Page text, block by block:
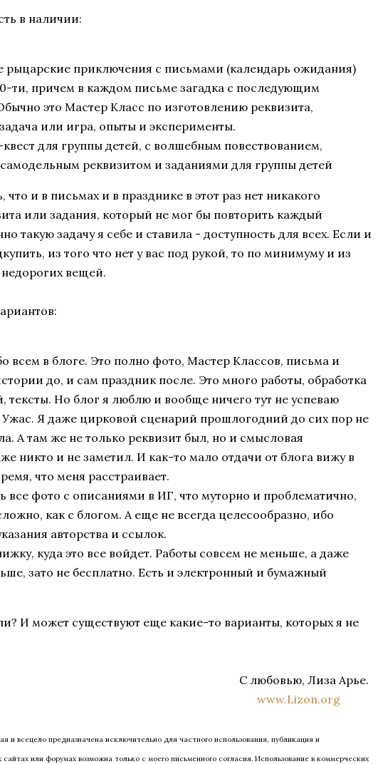
в наличии:
рыцарские приключения с письмами (календарь ожидания)
ти, причем в каждом письме загадка с последующим
это Мастер Класс по изготовлению реквизита,
или игра, опыты и эксперименты.
для группы детей, с волшебным повествованием,
реквизитом и заданиями для группы детей
что и в письмах и в празднике в этот раз нет никакого
или задания, который не мог бы повторить каждый
такую задачу я себе и ставила - доступность для всех. Если и
из того что нет у вас под рукой, то по минимуму и из
вещей.
всем в блоге. Это полно фото, Мастер Классов, письма и
до, и сам праздник после. Это много работы, обработка
тексты. Но блог я люблю и вообще ничего тут не успеваю
Ужас. Я даже цирковой сценарий прошлогодний до сих пор не
А там же не только реквизит был, но и смысловая
никто и не заметил. И как-то мало отдачи от блога вижу в
что меня расстраивает.
все фото с описаниями в ИГ, что муторно и проблематично,
как с блогом. А еще не всегда целесообразно, ибо
авторства и ссылок.
куда это все войдет. Работы совсем не меньше, а даже
зато не бесплатно. Есть и электронный и бумажный
И может существуют еще какие-то варианты, которых я не
С любовью, Лиза Арье.
www.Lizon.org
и всецело предназначена исключительно для частного использования, публикация и
сайтах или форумах возможна только с моего письменного согласия. Использование в коммерческих